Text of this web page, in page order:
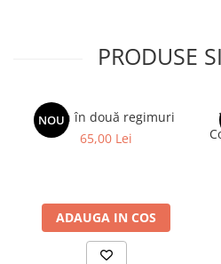
PRODUSE
NOU
Spion în două regimuri
65,00 Lei
ADAUGA IN COS